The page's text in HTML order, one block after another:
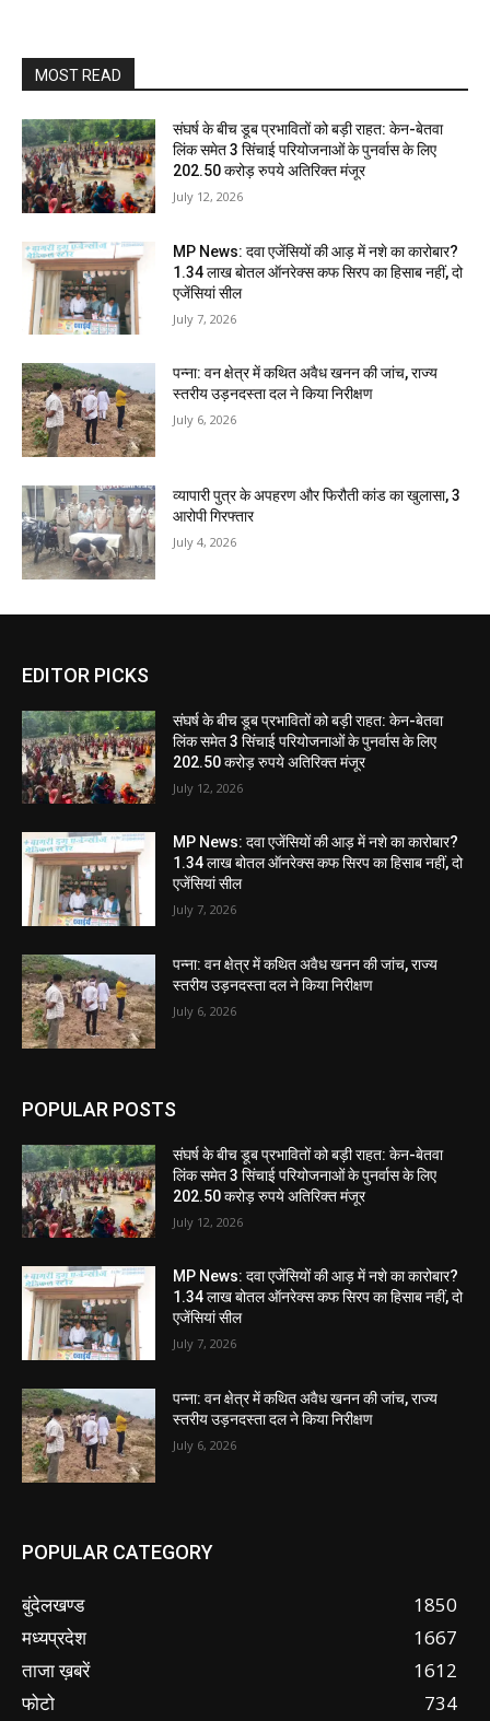
MOST READ
संघर्ष के बीच डूब प्रभावितों को बड़ी राहत: केन-बेतवा
लिंक समेत 3 सिंचाई परियोजनाओं के पुनर्वास के लिए
202.50 करोड़ रुपये अतिरिक्त मंजूर
July 12, 2026
MP News: दवा एजेंसियों की आड़ में नशे का कारोबार?
1.34 लाख बोतल ऑनरेक्स कफ सिरप का हिसाब नहीं, दो
एजेंसियां सील
July 7, 2026
पन्ना: वन क्षेत्र में कथित अवैध खनन की जांच, राज्य
स्तरीय उड़नदस्ता दल ने किया निरीक्षण
July 6, 2026
व्यापारी पुत्र के अपहरण और फिरौती कांड का खुलासा, 3
आरोपी गिरफ्तार
July 4, 2026
EDITOR PICKS
संघर्ष के बीच डूब प्रभावितों को बड़ी राहत: केन-बेतवा
लिंक समेत 3 सिंचाई परियोजनाओं के पुनर्वास के लिए
202.50 करोड़ रुपये अतिरिक्त मंजूर
July 12, 2026
MP News: दवा एजेंसियों की आड़ में नशे का कारोबार?
1.34 लाख बोतल ऑनरेक्स कफ सिरप का हिसाब नहीं, दो
एजेंसियां सील
July 7, 2026
पन्ना: वन क्षेत्र में कथित अवैध खनन की जांच, राज्य
स्तरीय उड़नदस्ता दल ने किया निरीक्षण
July 6, 2026
POPULAR POSTS
संघर्ष के बीच डूब प्रभावितों को बड़ी राहत: केन-बेतवा
लिंक समेत 3 सिंचाई परियोजनाओं के पुनर्वास के लिए
202.50 करोड़ रुपये अतिरिक्त मंजूर
July 12, 2026
MP News: दवा एजेंसियों की आड़ में नशे का कारोबार?
1.34 लाख बोतल ऑनरेक्स कफ सिरप का हिसाब नहीं, दो
एजेंसियां सील
July 7, 2026
पन्ना: वन क्षेत्र में कथित अवैध खनन की जांच, राज्य
स्तरीय उड़नदस्ता दल ने किया निरीक्षण
July 6, 2026
POPULAR CATEGORY
बुंदेलखण्ड
1850
मध्यप्रदेश
1667
ताजा ख़बरें
1612
फोटो
734